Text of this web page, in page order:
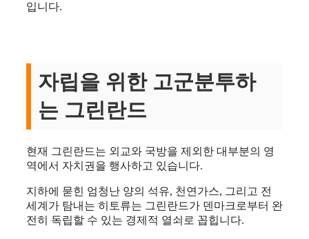
입니다.
자립을 위한 고군분투하
는 그린란드
현재 그린란드는 외교와 국방을 제외한 대부분의 영
역에서 자치권을 행사하고 있습니다.
지하에 묻힌 엄청난 양의 석유, 천연가스, 그리고 전
세계가 탐내는 히토류는 그린란드가 덴마크로부터 완
전히 독립할 수 있는 경제적 열쇠로 꼽힙니다.